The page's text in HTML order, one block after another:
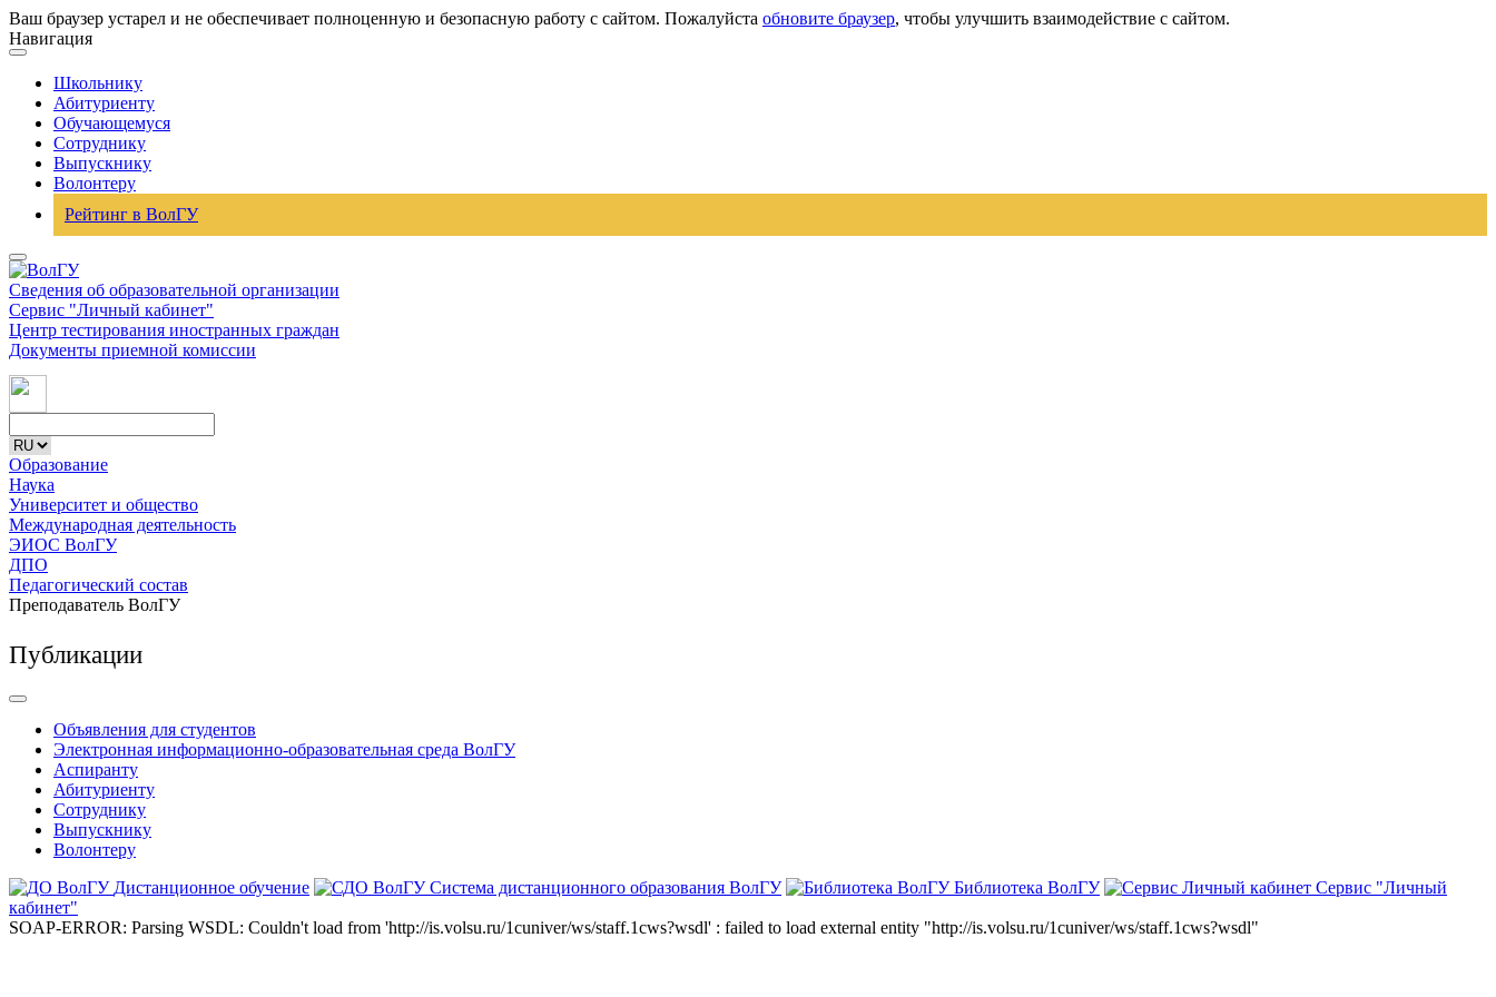
Ваш браузер устарел и не обеспечивает полноценную и безопасную работу с сайтом. Пожалуйста обновите браузер, чтобы улучшить взаимодействие с сайтом.
Навигация
Школьнику
Абитуриенту
Обучающемуся
Сотруднику
Выпускнику
Волонтеру
Рейтинг в ВолГУ
Сведения об образовательной организации
Сервис "Личный кабинет"
Центр тестирования иностранных граждан
Документы приемной комиссии
Образование
Наука
Университет и общество
Международная деятельность
ЭИОС ВолГУ
ДПО
Педагогический состав
Преподаватель ВолГУ
Публикации
Объявления для студентов
Электронная информационно-образовательная среда ВолГУ
Аспиранту
Абитуриенту
Сотруднику
Выпускнику
Волонтеру
Дистанционное обучение
Система дистанционного образования ВолГУ Библиотека ВолГУ
Сервис "Личный
кабинет"
SOAP-ERROR: Parsing WSDL: Couldn't load from 'http://is.volsu.ru/1cuniver/ws/staff.1cws?wsdl' : failed to load external entity "http://is.volsu.ru/1cuniver/ws/staff.1cws?wsdl"